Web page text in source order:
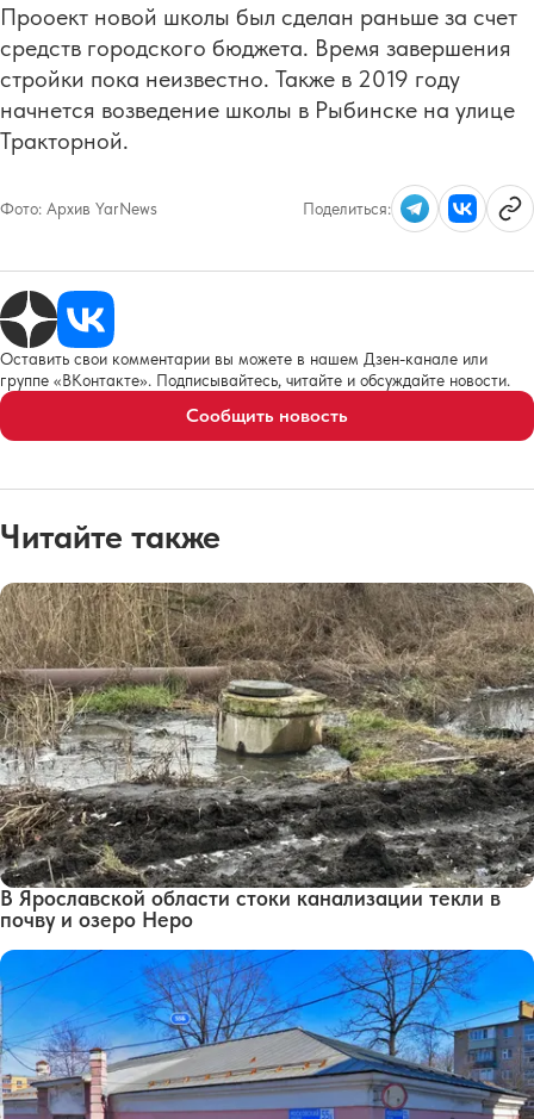
Прооект новой школы был сделан раньше за счет
средств городского бюджета. Время завершения
стройки пока неизвестно. Также в 2019 году
начнется возведение школы в Рыбинске на улице
Тракторной.
Фото: Архив YarNews Поделиться:
Оставить свои комментарии вы можете в нашем Дзен-канале или
группе «ВКонтакте». Подписывайтесь, читайте и обсуждайте новости.
Сообщить новость
Читайте также
В Ярославской области стоки канализации текли в
почву и озеро Неро